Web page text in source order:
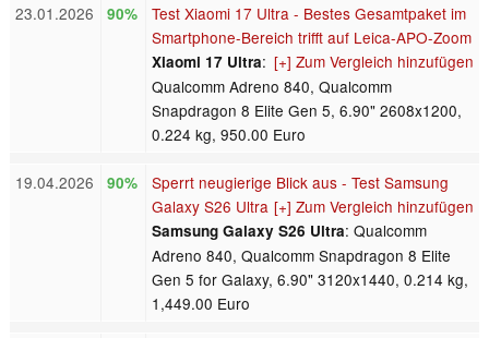
23.01.2026 90%
Test Xiaomi 17 Ultra - Bestes Gesamtpaket im
Smartphone-Bereich trifft auf Leica-APO-Zoom
[+] Zum Vergleich hinzufügen
Xiaomi 17 Ultra:
Qualcomm Adreno 840, Qualcomm
Snapdragon 8 Elite Gen 5, 6.90" 2608x1200,
0.224 kg, 950.00 Euro
19.04.2026 90%
Sperrt neugierige Blick aus - Test Samsung
Galaxy S26 Ultra [+] Zum Vergleich hinzufügen
Samsung Galaxy S26 Ultra: Qualcomm
Adreno 840, Qualcomm Snapdragon 8 Elite
Gen 5 for Galaxy, 6.90" 3120x1440, 0.214 kg,
1,449.00 Euro